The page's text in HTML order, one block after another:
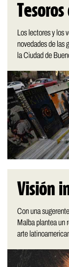
Los lectores y los
novedades de las
la Ciudad de
Visión
Con una
Malba plantea un
arte